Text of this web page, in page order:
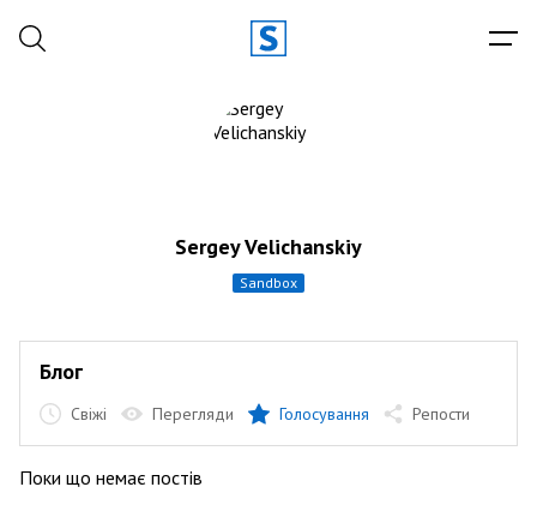
Sergey Velichanskiy
sandbox
Блог
Свіжі Перегляди Голосування Репости
Поки що немає постів